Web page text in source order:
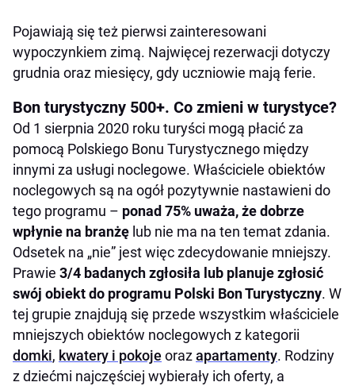
Pojawiają się też pierwsi zainteresowani
wypoczynkiem zimą. Najwięcej rezerwacji dotyczy
grudnia oraz miesięcy, gdy uczniowie mają ferie.
Bon turystyczny 500+. Co zmieni w turystyce?
Od 1 sierpnia 2020 roku turyści mogą płacić za
pomocą Polskiego Bonu Turystycznego między
innymi za usługi noclegowe. Właściciele obiektów
noclegowych są na ogół pozytywnie nastawieni do
tego programu – ponad 75% uważa, że dobrze
wpłynie na branżę lub nie ma na ten temat zdania.
Odsetek na „nie” jest więc zdecydowanie mniejszy.
Prawie 3/4 badanych zgłosiła lub planuje zgłosić
swój obiekt do programu Polski Bon Turystyczny. W
tej grupie znajdują się przede wszystkim właściciele
mniejszych obiektów noclegowych z kategorii
domki, kwatery i pokoje orazapartamenty. Rodziny
z dziećmi najczęściej wybierały ich oferty, a